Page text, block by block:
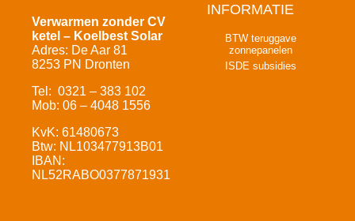
Verwarmen zonder CV
ketel – Koelbest Solar
Adres: De Aar 81
8253 PN Dronten
Tel: 0321 – 383 102
Mob: 06 – 4048 1556
KvK: 61480673
Btw: NL103477913B01
IBAN:
NL52RABO0377871931
INFORMATIE
BTW teruggave
zonnepanelen
ISDE subsidies